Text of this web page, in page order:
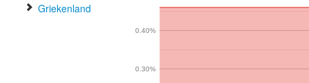
Griekenland
0.30%
0.40%